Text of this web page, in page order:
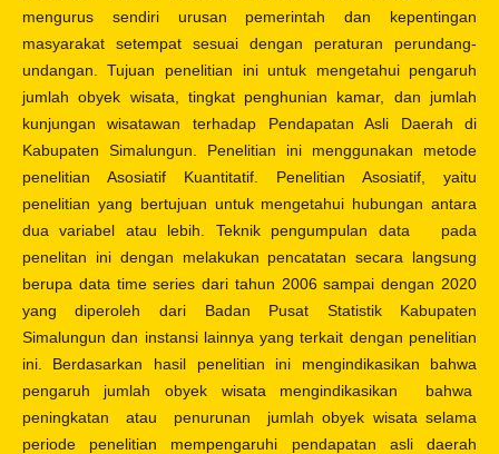
mengurus sendiri urusan pemerintah dan kepentingan
masyarakat setempat sesuai dengan peraturan perundang-
undangan. Tujuan penelitian ini untuk mengetahui pengaruh
jumlah obyek wisata, tingkat penghunian kamar, dan jumlah
kunjungan wisatawan terhadap Pendapatan Asli Daerah di
Kabupaten Simalungun. Penelitian ini menggunakan metode
penelitian Asosiatif Kuantitatif. Penelitian Asosiatif, yaitu
penelitian yang bertujuan untuk mengetahui hubungan antara
dua variabel atau lebih. Teknik pengumpulan data pada
penelitan ini dengan melakukan pencatatan secara langsung
berupa data time series dari tahun 2006 sampai dengan 2020
yang diperoleh dari Badan Pusat Statistik Kabupaten
Simalungun dan instansi lainnya yang terkait dengan penelitian
ini. Berdasarkan hasil penelitian ini mengindikasikan bahwa
pengaruh jumlah obyek wisata mengindikasikan bahwa
peningkatan atau penurunan jumlah obyek wisata selama
periode penelitian mempengaruhi pendapatan asli daerah